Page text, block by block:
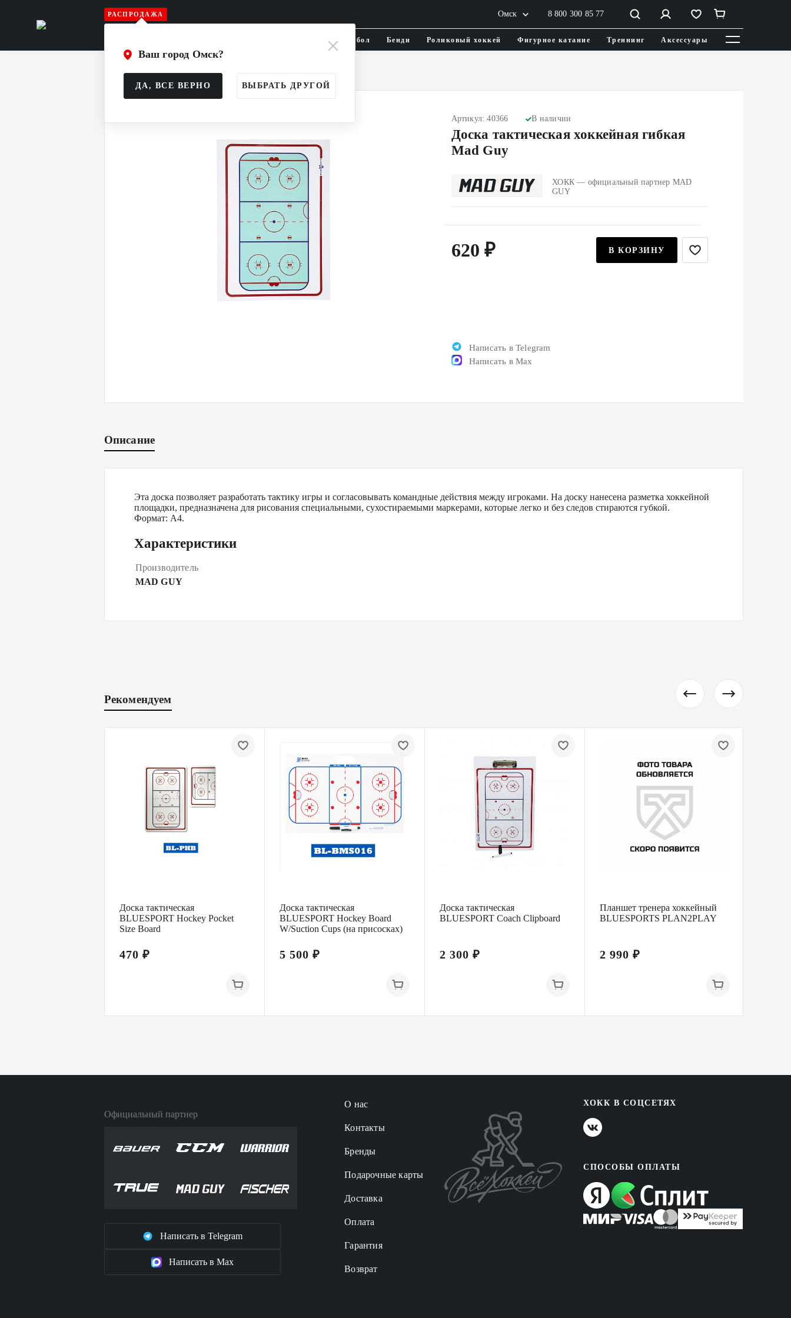
РАСПРОДАЖА Омск 8 800 300 85 77
Флорбол Бенди Роликовый хоккей Фигурное катание Треннинг Аксессуары
Ваш город Омск?
ДА, ВСЕ ВЕРНО ВЫБРАТЬ ДРУГОЙ
Главная Каталог Аксессуары Доски тактические
Артикул: 40366 В наличии
Доска тактическая хоккейная гибкая
Mad Guy
ХОКК — официальный партнер MAD
GUY
620 ₽ В КОРЗИНУ
Написать в Telegram
Написать в Max
Описание
Эта доска позволяет разработать тактику игры и согласовывать командные действия между игроками. На доску нанесена разметка хоккейной
площадки, предназначена для рисования специальными, сухостираемыми маркерами, которые легко и без следов стираются губкой.
Формат: A4.
Характеристики
Производитель
MAD GUY
Рекомендуем
Доска тактическая
BLUESPORT Hockey Pocket
Size Board
470 ₽
Доска тактическая
BLUESPORT Hockey Board
W/Suction Cups (на присосках)
5 500 ₽
Доска тактическая
BLUESPORT Coach Clipboard
2 300 ₽
Планшет тренера хоккейный
BLUESPORTS PLAN2PLAY
2 990 ₽
Официальный партнер
Написать в Telegram
Написать в Max
О нас
Контакты
Бренды
Подарочные карты
Доставка
Оплата
Гарантия
Возврат
ХОКК В СОЦСЕТЯХ
СПОСОБЫ ОПЛАТЫ